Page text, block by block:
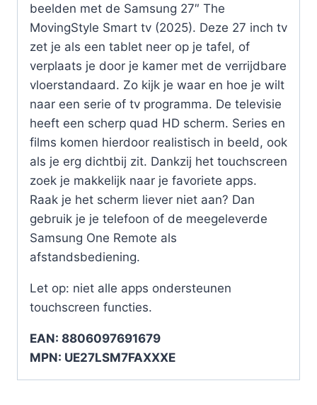
beelden met de Samsung 27″ The
MovingStyle Smart tv (2025). Deze 27 inch tv
zet je als een tablet neer op je tafel, of
verplaats je door je kamer met de verrijdbare
vloerstandaard. Zo kijk je waar en hoe je wilt
naar een serie of tv programma. De televisie
heeft een scherp quad HD scherm. Series en
films komen hierdoor realistisch in beeld, ook
als je erg dichtbij zit. Dankzij het touchscreen
zoek je makkelijk naar je favoriete apps.
Raak je het scherm liever niet aan? Dan
gebruik je je telefoon of de meegeleverde
Samsung One Remote als
afstandsbediening.
Let op: niet alle apps ondersteunen
touchscreen functies.
EAN: 8806097691679
MPN: UE27LSM7FAXXXE